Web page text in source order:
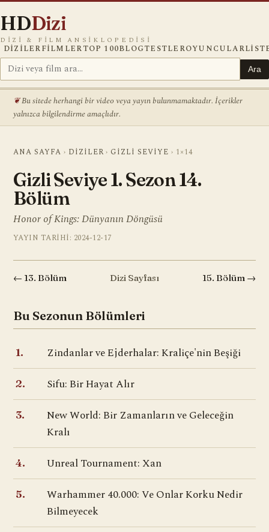
HDDizi
DIZI & FILM ANSIKLOPEDISI
DIZILERFILMLERTOP 100BLOGTESTLEROYUNCULAR
Ara
Bu sitede herhangi bir video veya yayın bulunmamaktadır. İçerikler
yalnızca bilgilendirme amaçlıdır.
ANA SAYFA › DIZILER › GIZLI SEVIYE › 1×14
Gizli Seviye 1. Sezon 14.
Bölüm
Honor of Kings: Dünyanın Döngüsü
YAYIN TARIHI: 2024-12-17
← 13. Bölüm Dizi Sayfası 15. Bölüm →
Bu Sezonun Bölümleri
1. Zindanlar ve Ejderhalar: Kraliçe'nin Beşiği
2. Sifu: Bir Hayat Alır
3.
New World: Bir Zamanların ve Geleceğin
Kralı
4. Unreal Tournament: Xan
5.
Warhammer 40.000: Ve Onlar Korku Nedir
Bilmeyecek